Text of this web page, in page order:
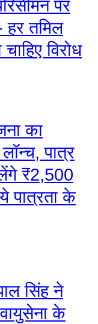
पर
हर तमिल
विरोध
का
पात्र
₹2,500
पात्रता के
सिंह ने
के